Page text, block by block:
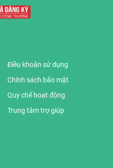
Điều khoản sử dụng
Chính sách bảo mật
Quy chế hoạt động
Trung tâm trợ giúp